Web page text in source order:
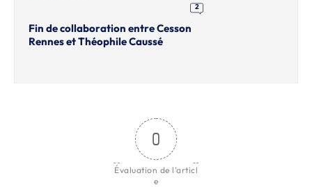
2
Fin de collaboration entre Cesson
Rennes et Théophile Caussé
0
Évaluation de l'articl
e